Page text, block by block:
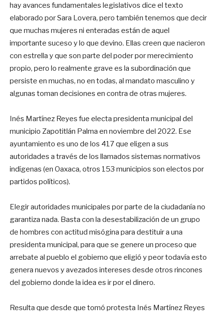
hay avances fundamentales legislativos dice el texto
elaborado por Sara Lovera, pero también tenemos que decir
que muchas mujeres ni enteradas están de aquel
importante suceso y lo que devino. Ellas creen que nacieron
con estrella y que son parte del poder por merecimiento
propio, pero lo realmente grave es la subordinación que
persiste en muchas, no en todas, al mandato masculino y
algunas toman decisiones en contra de otras mujeres.
Inés Martínez Reyes fue electa presidenta municipal del
municipio Zapotitlán Palma en noviembre del 2022. Ese
ayuntamiento es uno de los 417 que eligen a sus
autoridades a través de los llamados sistemas normativos
indígenas (en Oaxaca, otros 153 municipios son electos por
partidos políticos).
Elegir autoridades municipales por parte de la ciudadanía no
garantiza nada. Basta con la desestabilización de un grupo
de hombres con actitud misógina para destituir a una
presidenta municipal, para que se genere un proceso que
arrebate al pueblo el gobierno que eligió y peor todavía esto
genera nuevos y avezados intereses desde otros rincones
del gobierno donde la idea es ir por el dinero.
Resulta que desde que tomó protesta Inés Martínez Reyes